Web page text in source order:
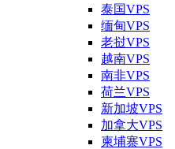
泰国VPS
缅甸VPS
老挝VPS
越南VPS
南非VPS
荷兰VPS
新加坡VPS
加拿大VPS
柬埔寨VPS